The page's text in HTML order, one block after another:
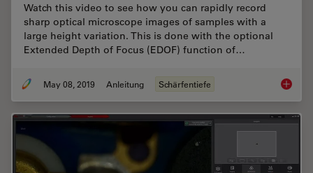
Watch this video to see how you can rapidly record
sharp optical microscope images of samples with a
large height variation. This is done with the optional
Extended Depth of Focus (EDOF) function of…
May 08, 2019 Anleitung Schärfentiefe How